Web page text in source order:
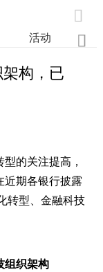

活动 业

构，已
的关注提高，
近期各银行披露
转型、金融科技
组织架构